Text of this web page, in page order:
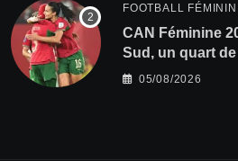
FOOTBALL FÉMININ
CAN Féminine
Sud, un quart
finale
05/08/2026